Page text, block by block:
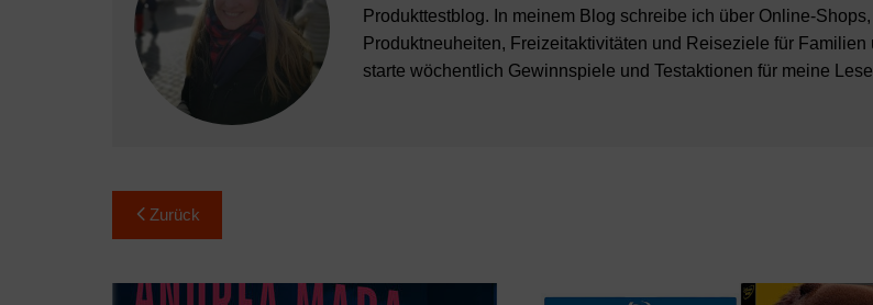
Produkttestblog. In meinem Blog schreibe ich über Online-Shops,
Produktneuheiten, Freizeitaktivitäten und Reiseziele für Familien
starte wöchentlich Gewinnspiele und Testaktionen für meine
Beitragsnavigation
Zurück